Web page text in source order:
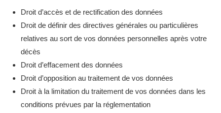
Droit d’accès et de rectification des données
Droit de définir des directives générales ou particulières
relatives au sort de vos données personnelles après votre
décès
Droit d’effacement des données
Droit d’opposition au traitement de vos données
Droit à la limitation du traitement de vos données dans les
conditions prévues par la réglementation